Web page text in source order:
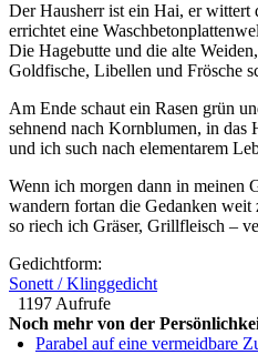
Der Hausherr ist ein Hai, er wittert
errichtet eine
Die Hagebutte und die alte Weiden,
Goldfische, Libellen und Frösche
Am Ende schaut ein Rasen grün
sehnend nach Kornblumen, in das
und ich such nach elementarem
Wenn ich morgen dann in meinen
wandern fortan die Gedanken weit
so riech ich Gräser, Grillfleisch –
Gedichtform:
Sonett / Klinggedicht
1197 Aufrufe
Noch mehr von der
Parabel auf eine vermeidbare